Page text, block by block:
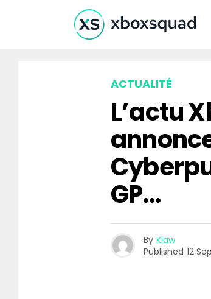
ACTUALITÉ
L’actu
GP…
By Klaw
Published 12